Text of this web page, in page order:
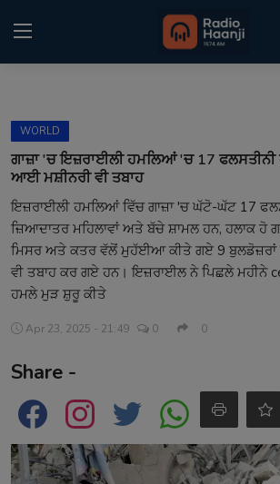
Home
Kitaab Kahani
Gallery
Contact
WORLD
ਗਾਜ਼ਾ 'ਚ ਇਜ਼ਰਾਈਲੀ ਹਮਲਿਆਂ 'ਚ 17
ਆਈ ਮਸ਼ੀਨਰੀ ਵੀ ਤਬਾਹ
ਇਜ਼ਰਾਈਲੀ ਹਮਲਿਆਂ ਵਿੱਚ ਗਾਜ਼ਾ 'ਚ ਘੱਟੋ-ਘੱਟ 17
ਜ਼ਿਆਦਾਤਰ ਮਹਿਲਾਵਾਂ ਅਤੇ ਬੱਚੇ ਸ਼ਾਮਲ ਹਨ, ਹਲਾਕ
ਮਿਸਰ ਅਤੇ ਕਤਰ ਵੱਲੋਂ ਮੁਹੱਈਆ ਕੀਤੇ ਗਏ 9 ਬੁਲਡੋਜ਼ਰਾਂ
ਵੀ ਤਬਾਹ ਕਰ ਗਏ ਹਨ। ਇਜ਼ਰਾਈਲ ਨੇ ਪਿਛਲੇ ਮਹੀਨੇ
ਹਮਲੇ ਮੁੜ ਸ਼ੁਰੂ ਕੀਤੇ
Apr 23, 2025 - 21:49 0 0
Share -